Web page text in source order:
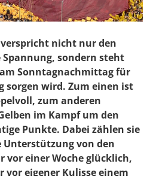
verspricht nicht nur den
sondern steht
Sonntagnachmittag für
sorgen wird. Zum einen ist
zum anderen
im Kampf um den
Punkte. Dabei zählen sie
von den
vor einer Woche glücklich,
vor eigener Kulisse einem